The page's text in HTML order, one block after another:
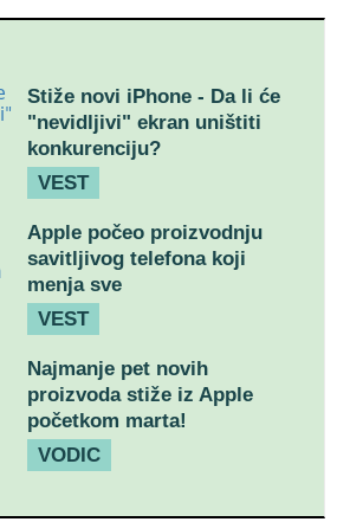
Stiže novi iPhone - Da li će
"nevidljivi" ekran uništiti
konkurenciju?
VEST
Apple počeo proizvodnju
savitljivog telefona koji
menja sve
VEST
Najmanje pet novih
proizvoda stiže iz Apple
početkom marta!
VODIC